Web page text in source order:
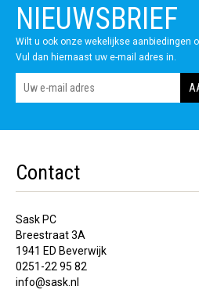
NIEUWSBRIEF
Wilt u ook onze wekelijkse aanbiedingen
Vul dan hiernaast uw e-mail adres in.
Contact
Sask PC
Breestraat 3A
1941 ED Beverwijk
0251-22 95 82
info@sask.nl